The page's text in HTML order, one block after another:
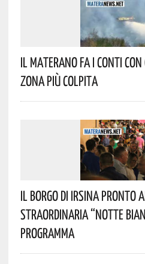
Il Materano Fa I Conti Con
Zona Più Colpita
Il Borgo Di Irsina Pronto
Straordinaria “Notte
Programma